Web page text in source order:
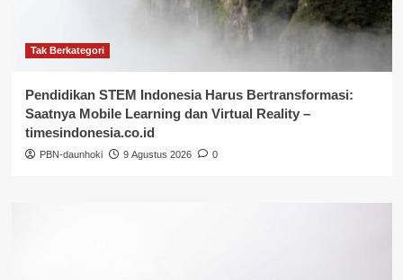
Tak Berkategori
Pendidikan STEM Indonesia Harus Bertransformasi:
Saatnya Mobile Learning dan Virtual Reality –
timesindonesia.co.id
PBN-daunhoki 9 Agustus 2026 0